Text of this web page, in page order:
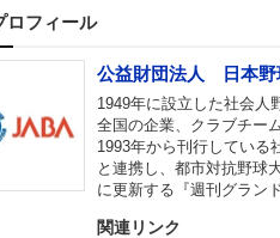
ロフィール
公益財団法人 日本野
1949年に設立した社会人
全国の企業、クラブチー
1993年から刊行している
と連携し、都市対抗野球
に更新する『週刊グラン
関連リンク